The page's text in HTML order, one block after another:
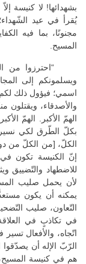
بشهدائها! لا كنيسة
يُقرأ في عيد
مجنونًا، بما فيه
المسيح.
“احترزوا من
ويسلمونكم إلى
اسمي؛ فيؤول ذلك
والأصدقاء، ويقتلون
الهمّ الأكبر. الهمّ
بكلّ الطّرق لكي
الكلّ، [من الكلّ من
إنّ الكنيسة تكون
للاضطهاد والتّضييق
لأن يحمل صليب
يمكنه أن يكون
التّعاون، صليب
في تكاذبٍ في
اتّجاه، والأفعال
الرّبّ الإله أن
هم في كنيسة